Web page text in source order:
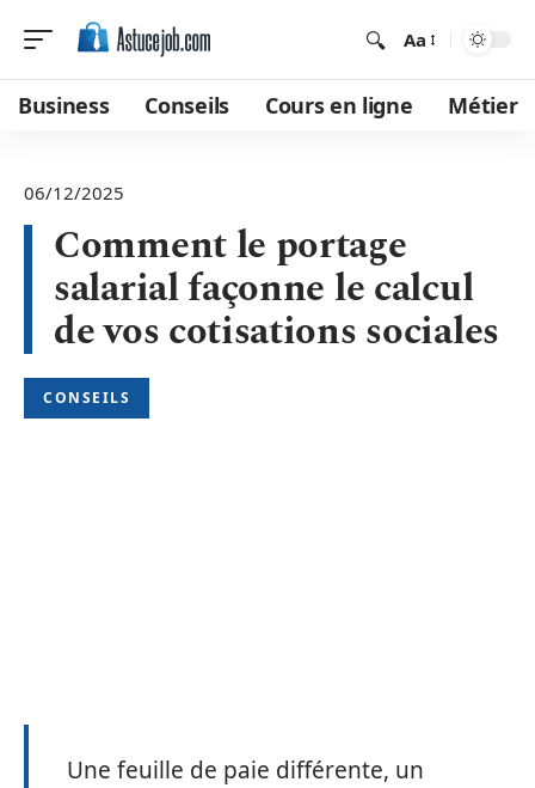
Aa
Business Conseils Cours en ligne Métier
06/12/2025
Comment le portage
salarial façonne le calcul
de vos cotisations sociales
CONSEILS
Une feuille de paie différente, un